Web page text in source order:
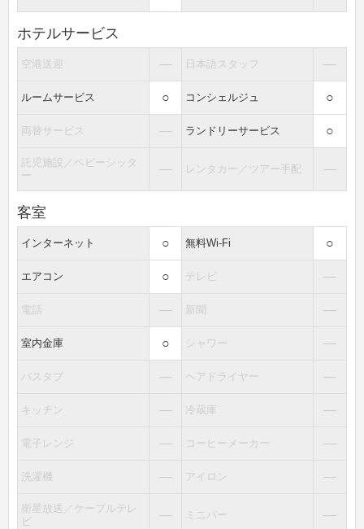
ホテルサービス
空港送迎 ― 日本語スタッフ ―
ルームサービス ○ コンシェルジュ ○
両替サービス ― ランドリーサービス ○
託児施設／ベビーシッタ
ー
― レンタカー／ツアー手配 ―
客室
インターネット ○ 無料Wi-Fi ○
エアコン ○ テレビ ―
電話 ― 新聞 ―
室内金庫 ○ シャワー ―
バスタブ ― ヘアドライヤー ―
キッチン ― 冷蔵庫 ―
電子レンジ ― コーヒーメーカー ―
洗濯機 ― アイロン ―
衛星放送／ケーブルテレ
ビ
― ミニバー ―